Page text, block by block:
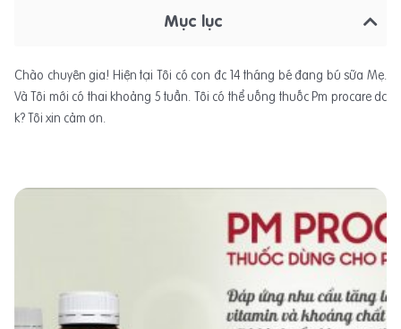
Mục lục
Chào chuyên gia! Hiện tại Tôi có con đc 14 tháng bé đang bú sữa Mẹ.
Và Tôi mới có thai khoảng 5 tuần. Tôi có thể uống thuốc Pm procare dc
k? Tôi xin cảm ơn.